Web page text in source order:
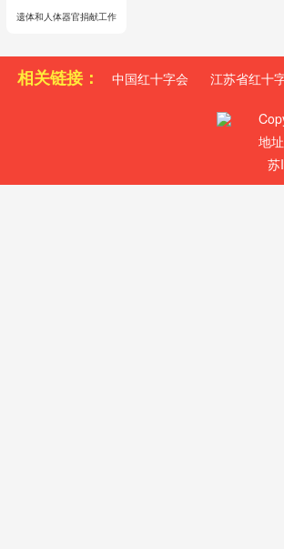
遗体和人体器官捐献工作
相关链接： 中国红十字会 江苏省红十
地
苏